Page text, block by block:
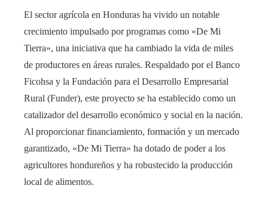
El sector agrícola en Honduras ha vivido un notable
crecimiento impulsado por programas como «De Mi
Tierra», una iniciativa que ha cambiado la vida de miles
de productores en áreas rurales. Respaldado por el Banco
Ficohsa y la Fundación para el Desarrollo Empresarial
Rural (Funder), este proyecto se ha establecido como un
catalizador del desarrollo económico y social en la nación.
Al proporcionar financiamiento, formación y un mercado
garantizado, «De Mi Tierra» ha dotado de poder a los
agricultores hondureños y ha robustecido la producción
local de alimentos.